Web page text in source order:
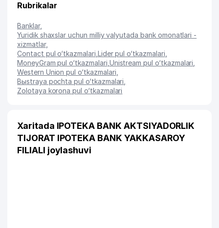
Rubrikalar
Banklar,
Yuridik shaxslar uchun milliy valyutada bank omonatlari -
xizmatlar,
Contact pul o‘tkazmalari Lider pul o‘tkazmalari
MoneyGram pul o‘tkazmalari Unistream pul o‘tkazmalari
Western Union pul o‘tkazmalari
Bыstraya pochta pul o‘tkazmalari
Zolotaya korona pul o‘tkazmalari
Xaritada IPOTEKA BANK AKTSIYADORLIK
TIJORAT IPOTEKA BANK YAKKASAROY
FILIALI joylashuvi